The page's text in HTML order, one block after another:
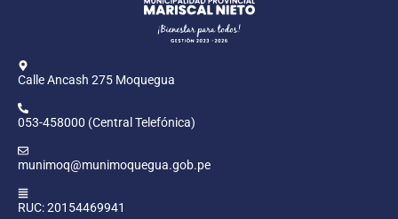
Calle Ancash 275 Moquegua
053-458000 (Central Telefónica)
munimoq@munimoquegua.gob.pe
RUC: 20154469941